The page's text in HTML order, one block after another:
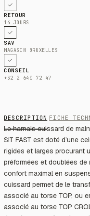
RETOUR
14 JOURS
SAV
MAGASIN BRUXELLES
CONSEIL
+32 2 640 72 47
DESCRIPTION FICHE
Le harnais cuissard de
SIT FAST est doté d’une
rigides et larges procurant
préformées et doublées
confort maximal en
cuissard permet de le
associé au torse TOP, ou
associé au torse TOP